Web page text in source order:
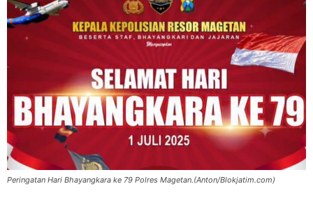
Peringatan Hari Bhayangkara ke 79 Polres Magetan.(Anton/Blokjatim.com)